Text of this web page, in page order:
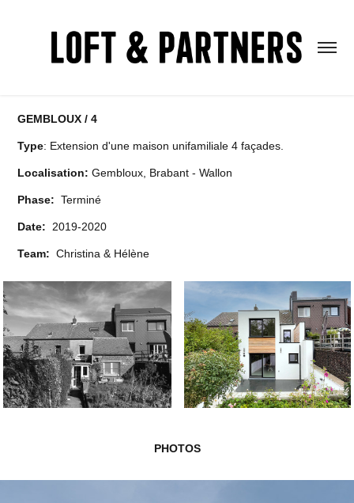
GEMBLOUX / 4
Type: Extension d'une maison unifamiliale 4 façades.
Localisation: Gembloux, Brabant - Wallon
Phase: Terminé
Date: 2019-2020
Team: Christina & Hélène
PHOTOS